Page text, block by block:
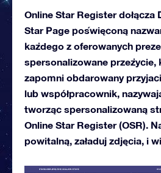
Online Star Register dołącza
Star Page poświęconą
każdego z oferowanych
spersonalizowane przeżycie,
zapomni obdarowany
lub współpracownik,
tworząc spersonalizowaną
Online Star Register (OSR).
powitalną, załaduj zdjęcia, i